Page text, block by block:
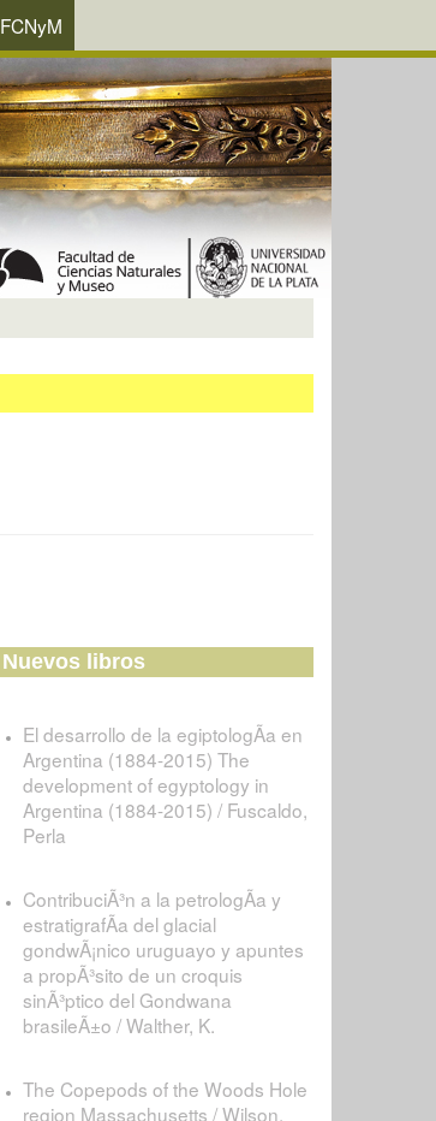
FCNyM
Nuevos libros
El desarrollo de la egiptologÃ­a en
Argentina (1884-2015) The
development of egyptology in
Argentina (1884-2015) / Fuscaldo,
Perla
ContribuciÃ³n a la petrologÃ­a y
estratigrafÃ­a del glacial
gondwÃ¡nico uruguayo y apuntes
a propÃ³sito de un croquis
sinÃ³ptico del Gondwana
brasileÃ±o / Walther, K.
The Copepods of the Woods Hole
region Massachusetts / Wilson,